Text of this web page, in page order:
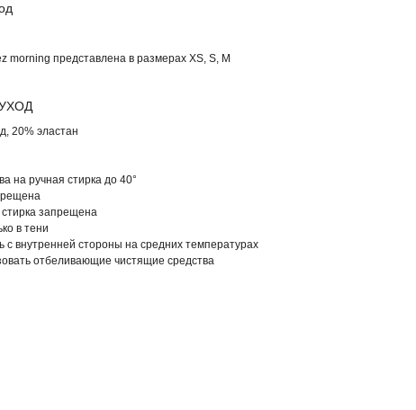
morning представлена в размерах XS, S, M
20% эластан
на ручная стирка до 40°
запрещена
в тени
с внутренней стороны на средних температурах
отбеливающие чистящие средства